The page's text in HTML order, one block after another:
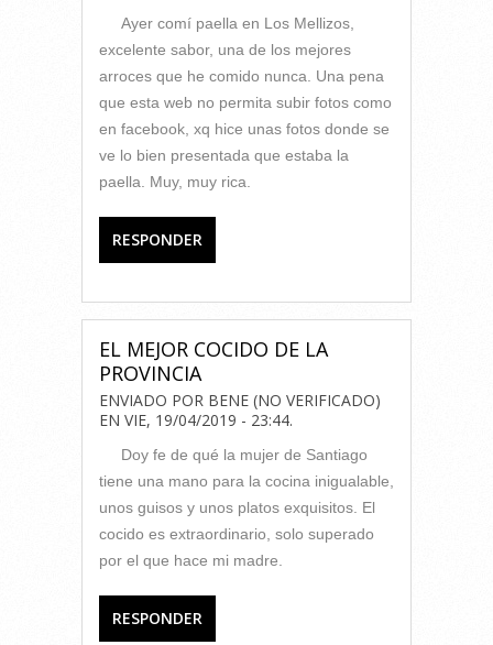
Ayer comí paella en Los Mellizos,
excelente sabor, una de los mejores
arroces que he comido nunca. Una pena
que esta web no permita subir fotos como
en facebook, xq hice unas fotos donde se
ve lo bien presentada que estaba la
paella. Muy, muy rica.
RESPONDER
EL MEJOR COCIDO DE LA
PROVINCIA
ENVIADO POR BENE (NO VERIFICADO)
EN VIE, 19/04/2019 - 23:44.
Doy fe de qué la mujer de Santiago
tiene una mano para la cocina inigualable,
unos guisos y unos platos exquisitos. El
cocido es extraordinario, solo superado
por el que hace mi madre.
RESPONDER